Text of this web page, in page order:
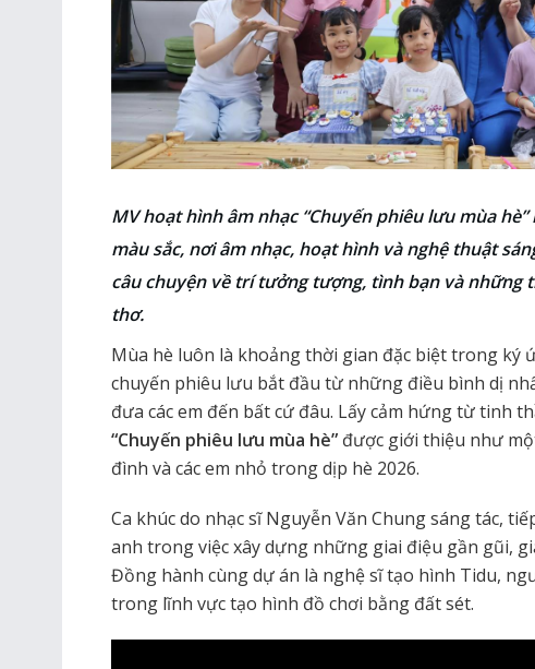
MV hoạt hình âm nhạc “Chuyến phiêu lưu mùa
màu sắc, nơi âm nhạc, hoạt hình và nghệ thuật
câu chuyện về trí tưởng tượng, tình bạn và những
thơ.
Mùa hè luôn là khoảng thời gian đặc biệt trong ký
chuyến phiêu lưu bắt đầu từ những điều bình dị
đưa các em đến bất cứ đâu. Lấy cảm hứng từ tinh
“Chuyến phiêu lưu mùa hè” được giới thiệu như
đình và các em nhỏ trong dịp hè 2026.
Ca khúc do nhạc sĩ Nguyễn Văn Chung sáng tác,
anh trong việc xây dựng những giai điệu gần gũi,
Đồng hành cùng dự án là nghệ sĩ tạo hình Tidu,
trong lĩnh vực tạo hình đồ chơi bằng đất sét.